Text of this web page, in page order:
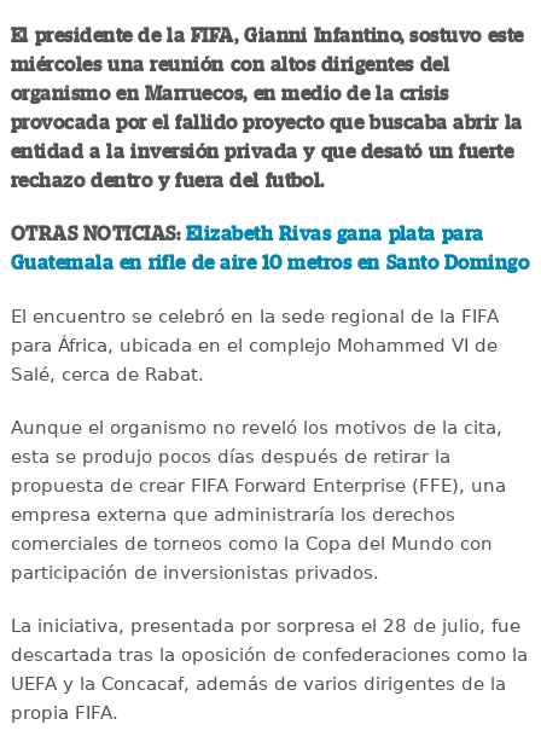
El presidente de la FIFA, Gianni Infantino, sostuvo este
miércoles una reunión con altos dirigentes del
organismo en Marruecos, en medio de la crisis
provocada por el fallido proyecto que buscaba abrir la
entidad a la inversión privada y que desató un fuerte
rechazo dentro y fuera del futbol.
OTRAS NOTICIAS: Elizabeth Rivas gana plata para
Guatemala en rifle de aire 10 metros en Santo Domingo
El encuentro se celebró en la sede regional de la FIFA
para África, ubicada en el complejo Mohammed VI de
Salé, cerca de Rabat.
Aunque el organismo no reveló los motivos de la cita,
esta se produjo pocos días después de retirar la
propuesta de crear FIFA Forward Enterprise (FFE), una
empresa externa que administraría los derechos
comerciales de torneos como la Copa del Mundo con
participación de inversionistas privados.
La iniciativa, presentada por sorpresa el 28 de julio, fue
descartada tras la oposición de confederaciones como la
UEFA y la Concacaf, además de varios dirigentes de la
propia FIFA.